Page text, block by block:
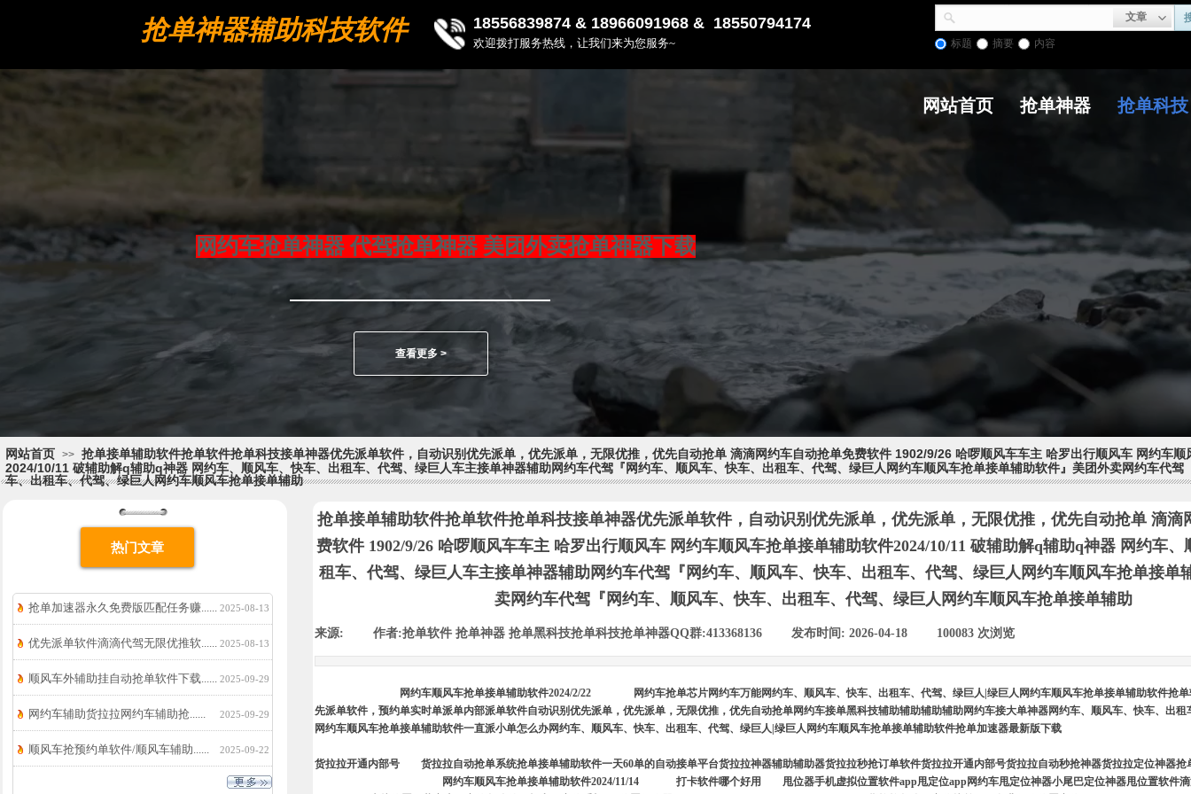
抢单神器辅助科技软件
工具
18556839874 & 18966091968 & 18550794174
欢迎拨打服务热线，让我们来为您服务~
文章
标题 摘要 内容
网站首页 抢单神器 抢单科技
网约车抢单神器 代驾抢单神器 美团外卖抢单神器下载
查看更多 >
网站首页 >> 抢单接单辅助软件抢单软件抢单科技接单神器优先派单软件，自动识别优先派单，优先派单，无限优推，优先自动抢单 滴滴网约车自动抢单免费软件 1902/9/26 哈啰顺风车车主 哈罗出行顺风车 网约车顺
2024/10/11 破辅助解q辅助q神器 网约车、顺风车、快车、出租车、代驾、绿巨人车主接单神器辅助网约车代驾『网约车、顺风车、快车、出租车、代驾、绿巨人网约车顺风车抢单接单辅助软件』美团外卖网约车代驾
车、出租车、代驾、绿巨人网约车顺风车抢单接单辅助
抢单加速器永久免费版匹配任务赚...... 2025-08-13
优先派单软件滴滴代驾无限优推软...... 2025-08-13
顺风车外辅助挂自动抢单软件下载...... 2025-09-29
网约车辅助货拉拉网约车辅助抢...... 2025-09-29
顺风车抢预约单软件/顺风车辅助...... 2025-09-22
热门文章
抢单接单辅助软件抢单软件抢单科技接单神器优先派单软件，自动识别优先派单，优先派单，无限优推，优先自动抢单 滴滴
费软件 1902/9/26 哈啰顺风车车主 哈罗出行顺风车 网约车顺风车抢单接单辅助软件2024/10/11 破辅助解q辅助q神器 网约车
租车、代驾、绿巨人车主接单神器辅助网约车代驾『网约车、顺风车、快车、出租车、代驾、绿巨人网约车顺风车抢单接单
卖网约车代驾『网约车、顺风车、快车、出租车、代驾、绿巨人网约车顺风车抢单接单辅助
来源: 作者:抢单软件 抢单神器 抢单黑科技抢单科技抢单神器QQ群:413368136 发布时间: 2026-04-18 100083 次浏览
网约车顺风车抢单接单辅助软件2024/2/22
网约车抢单芯片网约车万能网约车、顺风车、快车、出租车、代驾、绿巨人|绿巨人网约车顺风车抢单接单辅助软件抢
先派单软件，预约单实时单派单内部派单软件自动识别优先派单，优先派单，无限优推，优先自动抢单网约车接单黑科技辅助辅助辅助辅助网约车接大单神器网约车、顺风车、快车、出
网约车顺风车抢单接单辅助软件一直派小单怎么办网约车、顺风车、快车、出租车、代驾、绿巨人|绿巨人网约车顺风车抢单接单辅助软件抢单加速器最新版下载
货拉拉开通内部号
货拉拉自动抢单系统抢单接单辅助软件一天60单的自动接单平台货拉拉神器辅助辅助器货拉拉秒抢订单软件货拉拉开通内部号货拉拉自动秒抢神器货拉拉定位神器抢
网约车顺风车抢单接单辅助软件2024/11/14
打卡软件哪个好用
甩位器手机虚拟位置软件app甩定位app网约车甩定位神器小尾巴定位神器甩位置软件